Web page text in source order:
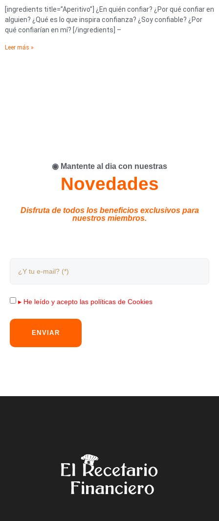
[ingredients title=”Aperitivo”] ¿En quién confiar? ¿Por qué confiar en
alguien? ¿Qué es lo que inspira confianza? ¿Soy confiable? ¿Por
qué confiarían en mí? [/ingredients] –
Leer más »
◉ Mantente al dia con nuestras
Novedades
Disfruta de todos los beneficios exclusivos para
nuestros miembros.
▸ He leído y acepto las políticas de Cookies
ENVIAR